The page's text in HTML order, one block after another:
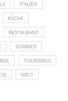
ITALIEN
KÜCHE
RESTAURANT
SOMMER
TOURISMUS
WELT